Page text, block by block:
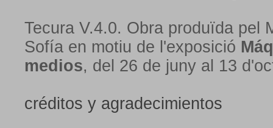
Tecura V.4.0. Obra produïda pel
Sofía en motiu de l'exposició
medios, del 26 de juny al 13
créditos y agradecimientos